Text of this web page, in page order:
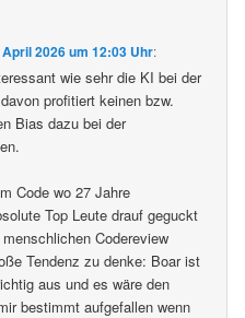
April 2026 um 12:03 Uhr:
wie sehr die KI bei der
profitiert keinen bzw.
Bias dazu bei der
Code wo 27 Jahre
Top Leute drauf geguckt
Codereview
Tendenz zu denke: Boar ist
aus und es wäre den
bestimmt aufgefallen wenn